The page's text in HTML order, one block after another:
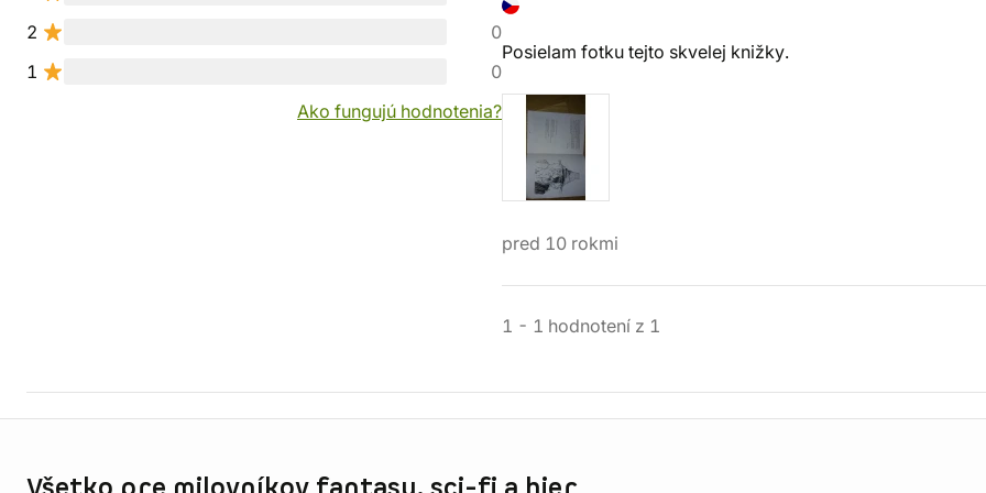
2
0
1
0
Ako fungujú hodnotenia?
Posielam fotku tejto skvelej knižky.
pred 10 rokmi
1 - 1 hodnotení z 1